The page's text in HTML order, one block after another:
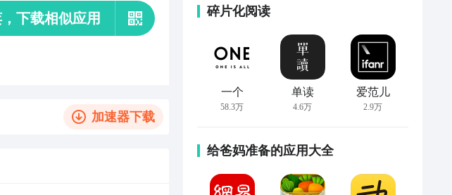
下载相似应用
加速器下载
碎片化阅读
一个
58.3万
单读
4.6万
爱范儿
2.9万
给爸妈准备的应用大全